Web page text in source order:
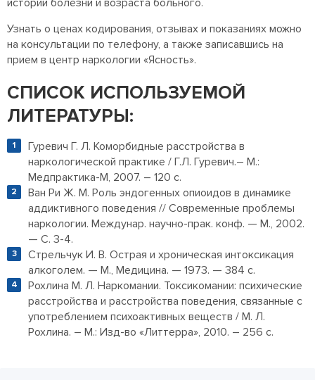
Узнать о ценах кодирования, отзывах и показаниях можно
на консультации по телефону, а также записавшись на
прием в центр наркологии «Ясность».
СПИСОК ИСПОЛЬЗУЕМОЙ
ЛИТЕРАТУРЫ:
Гуревич Г. Л. Коморбидные расстройства в
наркологической практике / Г.Л. Гуревич.– М.:
Медпрактика-М, 2007. – 120 с.
Ван Ри Ж. М. Роль эндогенных опиоидов в динамике
аддиктивного поведения // Современные проблемы
наркологии. Междунар. научно-прак. конф. — М., 2002.
— С. 3-4.
Стрельчук И. В. Острая и хроническая интоксикация
алкоголем. — М., Медицина. — 1973. — 384 с.
Рохлина М. Л. Наркомании. Токсикомании: психические
расстройства и расстройства поведения, связанные с
употреблением психоактивных веществ / М. Л.
Рохлина. – М.: Изд-во «Литтерра», 2010. – 256 с.